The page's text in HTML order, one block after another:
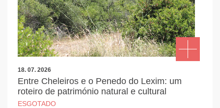
18. 07. 2026
Entre Cheleiros e o Penedo do Lexim: um
roteiro de património natural e cultural
ESGOTADO